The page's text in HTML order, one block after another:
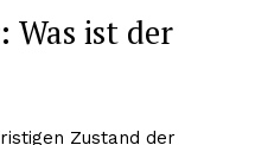
Was ist der
Zustand der